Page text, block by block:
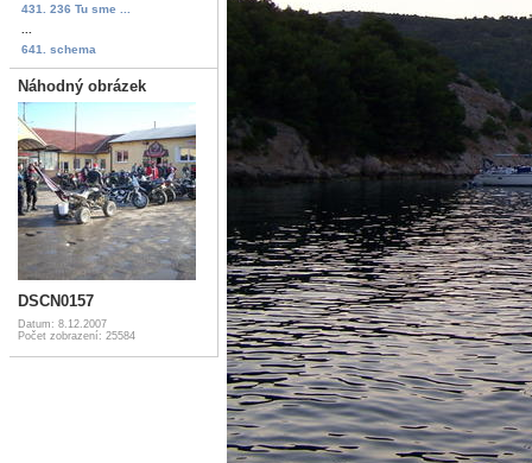
431. 236 Tu sme ...
641. schema
Náhodný obrázek
DSCN0157
Datum: 8.12.2007
Počet zobrazení: 25584